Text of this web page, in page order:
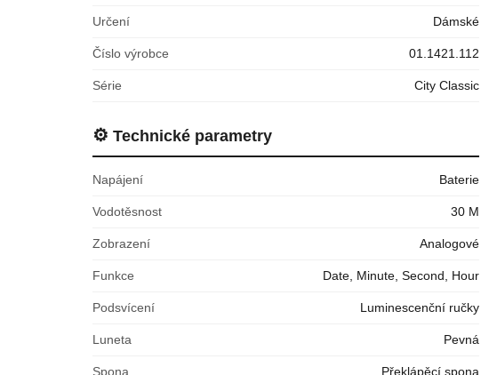
Určení Dámské
Číslo výrobce 01.1421.112
Série City Classic
⚙️ Technické parametry
Napájení Baterie
Vodotěsnost 30 M
Zobrazení Analogové
Funkce Date, Minute, Second, Hour
Podsvícení Luminescenční ručky
Luneta Pevná
Spona Překlápěcí spona